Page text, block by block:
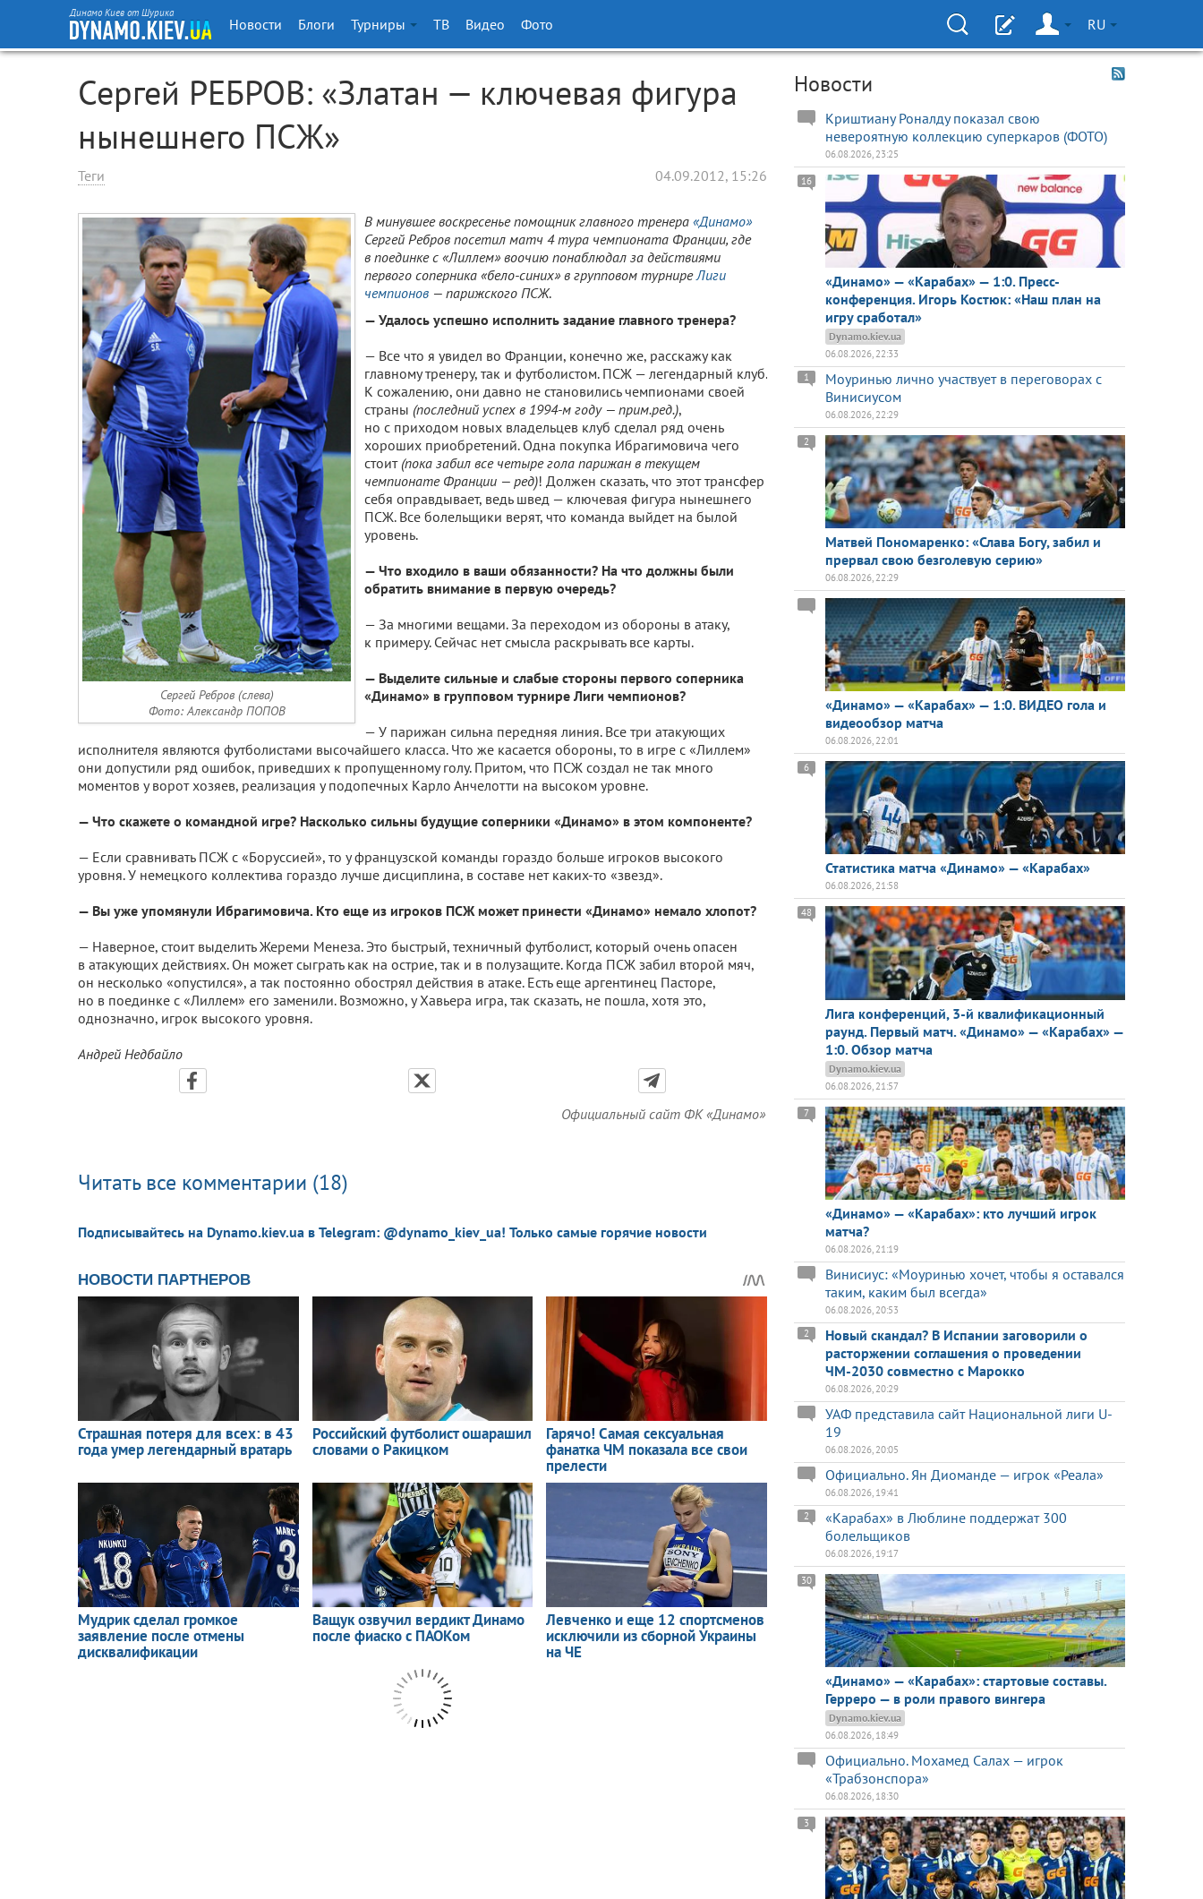
Динамо Киев от Шурика
Новости Блоги Турниры ТВ Видео Фото RU
Сергей РЕБРОВ: «Златан — ключевая фигура
нынешнего ПСЖ»
Теги 04.09.2012, 15:26
Сергей Ребров(слева)
Фото: Александр ПОПОВ
В минувшее воскресенье помощник главного тренера «Динамо»
Сергей Ребров посетил матч 4 тура чемпионата Франции, где
в поединке с «Лиллем» воочию понаблюдал за действиями
первого соперника «бело-синих» в групповом турниреЛиги
чемпионов — парижского ПСЖ.
— Удалось успешно исполнить задание главного тренера?
— Все что я увидел во Франции, конечно же, расскажу как
главному тренеру, так и футболистом. ПСЖ — легендарный клуб.
К сожалению, они давно не становились чемпионами своей
страны (последний успех в 1994-м году — прим.ред.),
но с приходом новых владельцев клуб сделал ряд очень
хороших приобретений. Одна покупка Ибрагимовича чего
стоит(пока забил все четыре гола парижан в текущем
чемпионате Франции — ред)! Должен сказать, что этот трансфер
себя оправдывает, ведь швед — ключевая фигура нынешнего
ПСЖ. Все болельщики верят, что команда выйдет на былой
уровень.
— Что входило в ваши обязанности? На что должны были
обратить внимание в первую очередь?
— За многими вещами. За переходом из обороны в атаку,
к примеру. Сейчас нет смысла раскрывать все карты.
— Выделите сильные и слабые стороны первого соперника
«Динамо» в групповом турнире Лиги чемпионов?
— У парижан сильна передняя линия. Все три атакующих
исполнителя являются футболистами высочайшего класса. Что же касается обороны, то в игре с «Лиллем»
они допустили ряд ошибок, приведших к пропущенному голу. Притом, что ПСЖ создал не так много
моментов у ворот хозяев, реализация у подопечных Карло Анчелотти на высоком уровне.
— Что скажете о командной игре? Насколько сильны будущие соперники «Динамо» в этом компоненте?
— Если сравнивать ПСЖ с «Боруссией», то у французской команды гораздо больше игроков высокого
уровня. У немецкого коллектива гораздо лучше дисциплина, в составе нет каких-то «звезд».
— Вы уже упомянули Ибрагимовича. Кто еще из игроков ПСЖ может принести «Динамо» немало хлопот?
— Наверное, стоит выделить Жереми Менеза. Это быстрый, техничный футболист, который очень опасен
в атакующих действиях. Он может сыграть как на острие, так и в полузащите. Когда ПСЖ забил второй мяч,
он несколько «опустился», а так постоянно обострял действия в атаке. Есть еще аргентинец Пасторе,
но в поединке с «Лиллем» его заменили. Возможно, у Хавьера игра, так сказать, не пошла, хотя это,
однозначно, игрок высокого уровня.
Андрей Недбайло
Официальный сайт ФК «Динамо»
Читать все комментарии (18)
Подписывайтесь на Dynamo.kiev.ua в Telegram: @dynamo_kiev_ua! Только самые горячие новости
Новости
Криштиану Роналду показал свою
невероятную коллекцию суперкаров (ФОТО)
06.08.2026, 23:25
«Динамо» — «Карабах» — 1:0. Пресс-
конференция. Игорь Костюк: «Наш план на
игру сработал»
16
Dynamo.kiev.ua
06.08.2026, 22:33
Моуринью лично участвует в переговорах с
Винисиусом
1
06.08.2026, 22:29
Матвей Пономаренко: «Слава Богу, забил и
прервал свою безголевую серию»
2
06.08.2026, 22:29
«Динамо» — «Карабах» — 1:0. ВИДЕО гола и
видеообзор матча
06.08.2026, 22:01
Статистика матча «Динамо» — «Карабах»
6
06.08.2026, 21:58
Лига конференций, 3-й квалификационный
раунд. Первый матч. «Динамо» — «Карабах» —
1:0. Обзор матча
48
Dynamo.kiev.ua
06.08.2026, 21:57
«Динамо» — «Карабах»: кто лучший игрок
матча?
7
06.08.2026, 21:19
Винисиус: «Моуринью хочет, чтобы я оставался
таким, каким был всегда»
06.08.2026, 20:53
Новый скандал? В Испании заговорили о
расторжении соглашения о проведении
ЧМ-2030 совместно с Марокко
2
06.08.2026, 20:29
УАФ представила сайт Национальной лиги U-
19
06.08.2026, 20:05
Официально. Ян Диоманде — игрок «Реала»
06.08.2026, 19:41
«Карабах» в Люблине поддержат 300
болельщиков
2
06.08.2026, 19:17
«Динамо» — «Карабах»: стартовые составы.
Герреро — в роли правого вингера
30
Dynamo.kiev.ua
06.08.2026, 18:49
Официально. Мохамед Салах — игрок
«Трабзонспора»
06.08.2026, 18:30
3